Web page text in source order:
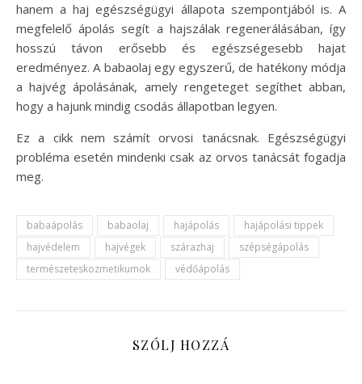
hanem a haj egészségügyi állapota szempontjából is. A
megfelelő ápolás segít a hajszálak regenerálásában, így
hosszú távon erősebb és egészségesebb hajat
eredményez. A babaolaj egy egyszerű, de hatékony módja
a hajvég ápolásának, amely rengeteget segíthet abban,
hogy a hajunk mindig csodás állapotban legyen.
Ez a cikk nem számít orvosi tanácsnak. Egészségügyi
probléma esetén mindenki csak az orvos tanácsát fogadja
meg.
babaápolás babaolaj hajápolás
hajápolási tippek
hajvédelem
hajvégek szárazhaj
szépségápolás
természeteskozmetikumok
védőápolás
SZÓLJ HOZZÁ